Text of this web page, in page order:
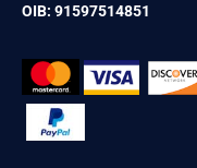
OIB: 91597514851